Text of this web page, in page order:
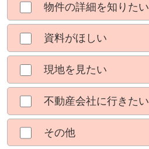
物件の詳細を知りたい
資料がほしい
現地を見たい
不動産会社に行きたい
その他